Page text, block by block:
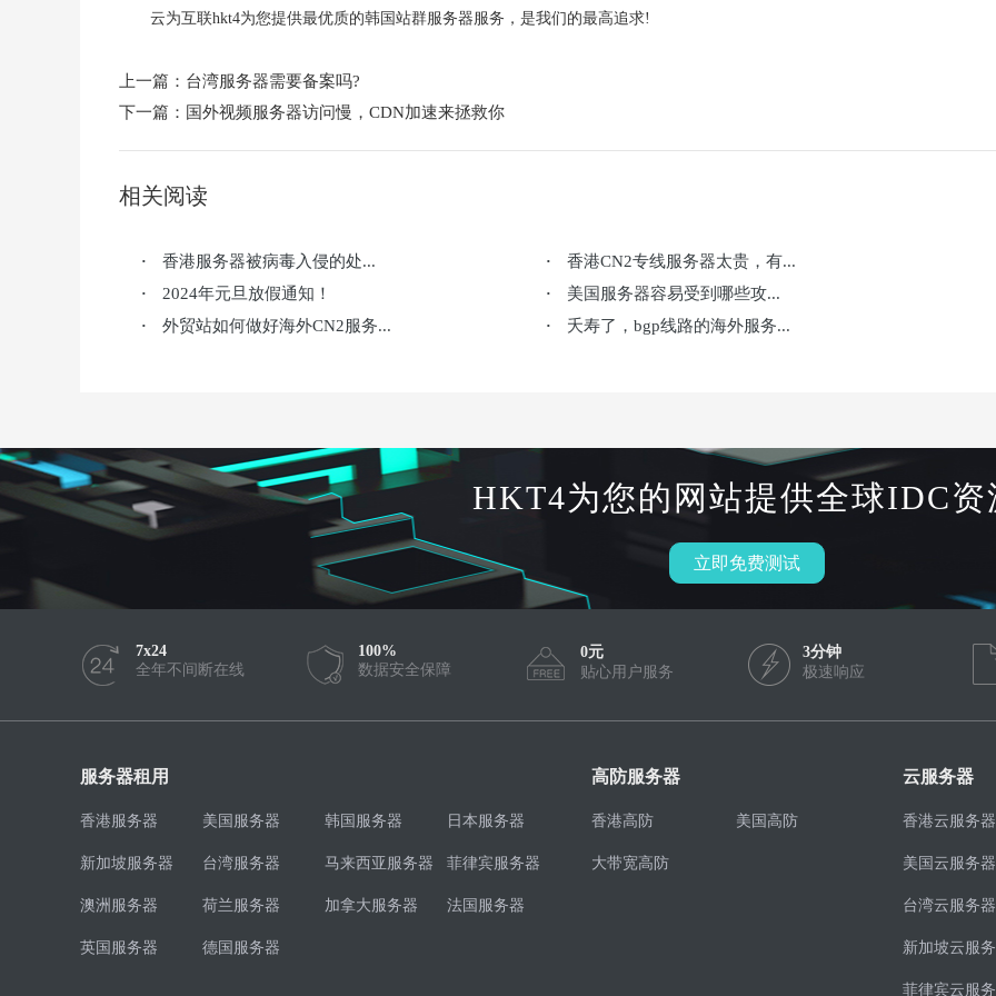
云为互联hkt4为您提供最优质的韩国站群服务器服务，是我们的最高追求!
上一篇： 台湾服务器需要备案吗?
下一篇： 国外视频服务器访问慢，CDN加速来拯救你
相关阅读
· 香港服务器被病毒入侵的处... · 香港CN2专线服务器太贵，有...
· 2024年元旦放假通知！ · 美国服务器容易受到哪些攻...
· 外贸站如何做好海外CN2服务... · 夭寿了，bgp线路的海外服务...
HKT4为您的网站提供全球IDC资
立即免费测试
7x24
全年不间断在线
100%
数据安全保障
0元
贴心用户服务
3分钟
极速响应
服务器租用
香港服务器 美国服务器 韩国服务器 日本服务器
新加坡服务器 台湾服务器 马来西亚服务器 菲律宾服务器
澳洲服务器 荷兰服务器 加拿大服务器 法国服务器
英国服务器 德国服务器
高防服务器
香港高防 美国高防
大带宽高防
云服务器
香港云服务器
美国云服务器
台湾云服务器
新加坡云服
菲律宾云服